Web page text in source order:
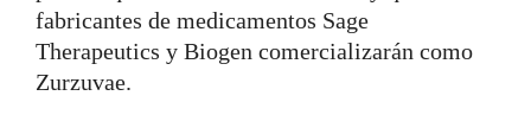
fabricantes de medicamentos Sage
Therapeutics y Biogen comercializarán como
Zurzuvae.